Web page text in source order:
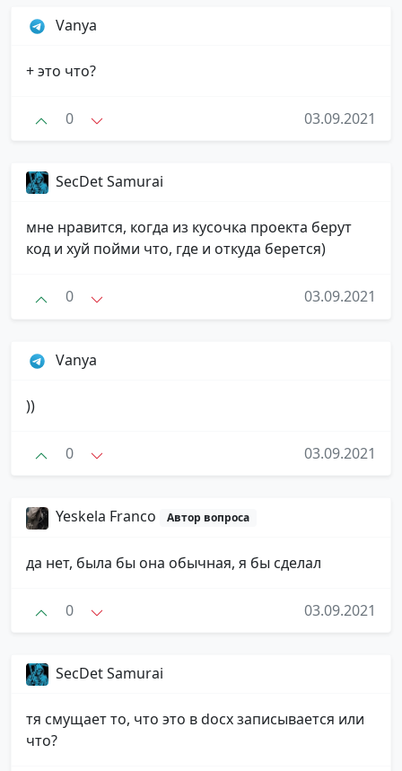
Vanya
+ это что?
0 03.09.2021
SecDet Samurai
мне нравится, когда из кусочка проекта берут
код и хуй пойми что, где и откуда берется)
0 03.09.2021
Vanya
))
0 03.09.2021
Yeskela Franco Автор вопроса
да нет, была бы она обычная, я бы сделал
0 03.09.2021
SecDet Samurai
тя смущает то, что это в docx записывается или
что?